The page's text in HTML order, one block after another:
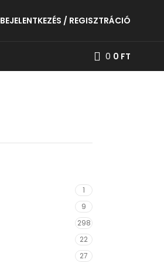
BEJELENTKEZÉS / REGISZTRÁCIÓ
0 0 FT
1
9
298
22
27